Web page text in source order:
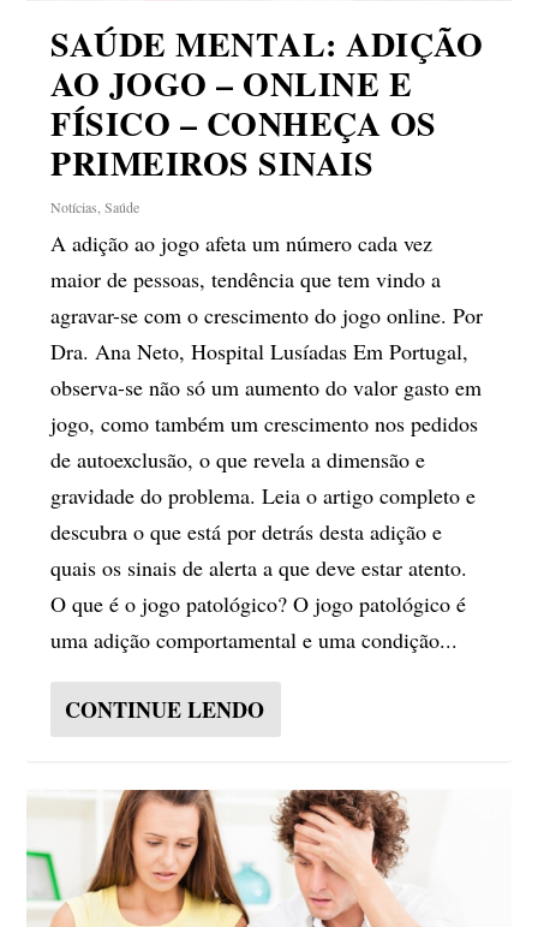
SAÚDE MENTAL: ADIÇÃO
AO JOGO – ONLINE E
FÍSICO – CONHEÇA OS
PRIMEIROS SINAIS
Notícias ,Saúde
A adição ao jogo afeta um número cada vez
maior de pessoas, tendência que tem vindo a
agravar-se com o crescimento do jogo online. Por
Dra. Ana Neto, Hospital Lusíadas Em Portugal,
observa-se não só um aumento do valor gasto em
jogo, como também um crescimento nos pedidos
de autoexclusão, o que revela a dimensão e
gravidade do problema. Leia o artigo completo e
descubra o que está por detrás desta adição e
quais os sinais de alerta a que deve estar atento.
O que é o jogo patológico? O jogo patológico é
uma adição comportamental e uma condição...
CONTINUE LENDO